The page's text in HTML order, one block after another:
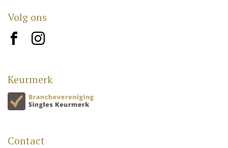
Volg ons
brand10 brand12
Keurmerk
Contact